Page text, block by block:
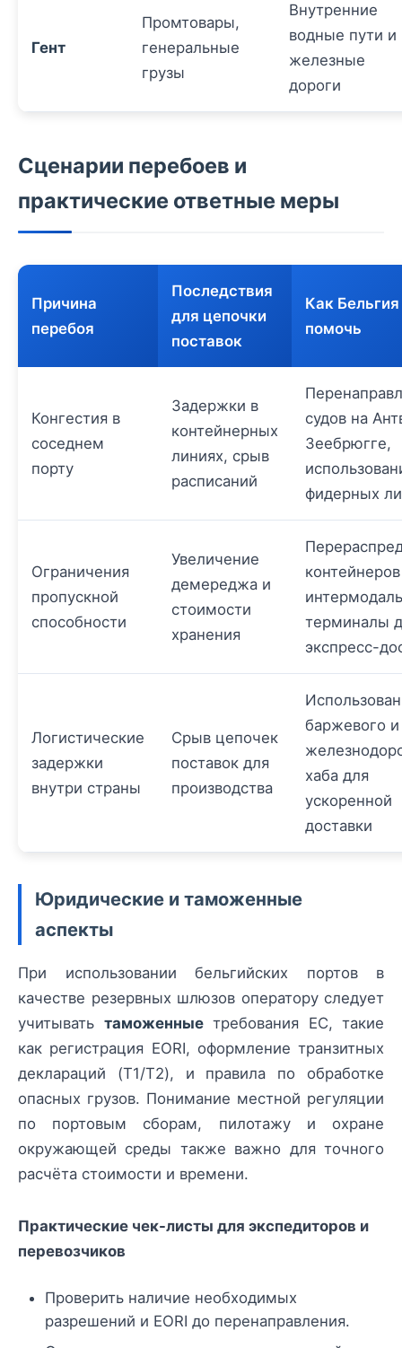
Гент
Промтовары,
генеральные
грузы
Внутренние
водные пути и
железные
дороги
Сценарии перебоев и
практические ответные меры
Причина
перебоя
Последствия
для цепочки
поставок
Как
помочь
Конгестия в
соседнем
порту
Задержки в
контейнерных
линиях, срыв
расписаний
судов на
Зеебрюгге,
фидерных
Ограничения
пропускной
способности
Увеличение
демереджа и
стоимости
хранения
терминалы
экспресс-
Логистические
задержки
внутри страны
Срыв цепочек
поставок для
производства
баржевого и
хаба для
ускоренной
доставки
Юридические и таможенные
аспекты
При использовании бельгийских портов в
качестве резервных шлюзов оператору следует
учитывать таможенныетребования ЕС, такие
как регистрация EORI, оформление транзитных
деклараций (T1/T2), и правила по обработке
опасных грузов. Понимание местной регуляции
по портовым сборам, пилотажу и охране
окружающей среды также важно для точного
расчёта стоимости и времени.
Практические чек-листы для экспедиторов и
перевозчиков
Проверить наличие необходимых
разрешений и EORI до перенаправления.